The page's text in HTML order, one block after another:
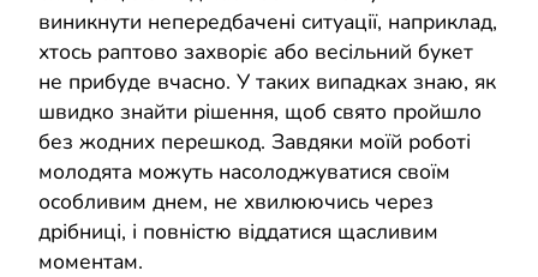
виникнути непередбачені ситуації, наприклад,
хтось раптово захворіє або весільний букет
не прибуде вчасно. У таких випадках знаю, як
швидко знайти рішення, щоб свято пройшло
без жодних перешкод. Завдяки моїй роботі
молодята можуть насолоджуватися своїм
особливим днем, не хвилюючись через
дрібниці, і повністю віддатися щасливим
моментам.